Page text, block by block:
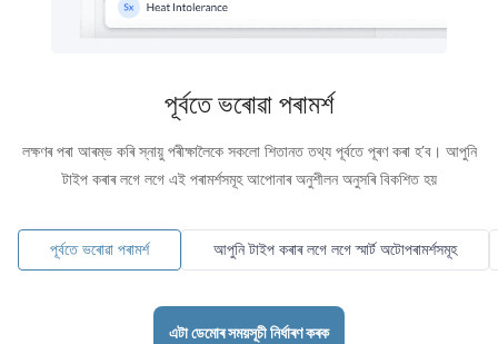
পূৰ্বতে ভৰোৱা পৰামৰ্শ
লক্ষণৰ পৰা আৰম্ভ কৰি স্নায়ু পৰীক্ষালৈকে সকলো শিতানত তথ্য পূৰ্বতে পূৰণ কৰা হ’ব। আপুনি
টাইপ কৰাৰ লগে লগে এই পৰামৰ্শসমূহ আপোনাৰ অনুশীলন অনুসৰি বিকশিত হয়
পূৰ্বতে ভৰোৱা পৰামৰ্শ আপুনি টাইপ কৰাৰ লগে লগে স্মাৰ্ট অটোপৰামৰ্শসমূহ
এটা ডেমোৰ সময়সূচী নিৰ্ধাৰণ কৰক